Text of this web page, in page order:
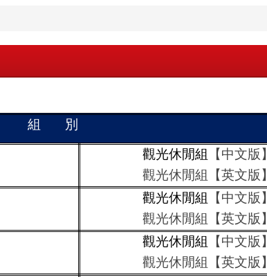
組 別
觀光休閒組
【中文版】
觀光休閒組【英文版】
觀光休閒組
【中文版】
觀光休閒組【英文版】
觀光休閒組
【中文版】
觀光休閒組【英文版】